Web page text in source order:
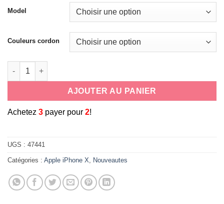
Model
Couleurs cordon
quantité de coque cordon tour de cou/bandoulière pour Apple
AJOUTER AU PANIER
Achetez 3 payer pour 2!
UGS : 47441
Catégories : Apple iPhone X Nouveautes